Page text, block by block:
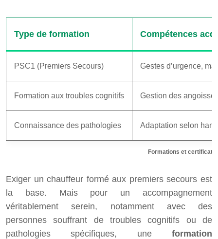
Formations et
Type de formation Compétences
PSC1 (Premiers Secours) Gestes d’urgence,
Formation aux troubles cognitifs Gestion des
Connaissance des pathologies Adaptation selon
Exiger un chauffeur formé aux premiers secours est
la base. Mais pour un accompagnement
véritablement serein, notamment avec des
personnes souffrant de troubles cognitifs ou de
pathologies spécifiques, une formation